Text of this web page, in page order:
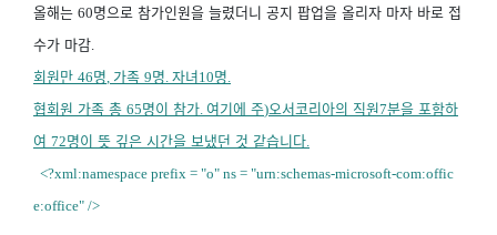
올해는 60명으로 참가인원을 늘렸더니 공지 팝업을 올리자 마자 바로 접
수가 마감.
회원만 46명, 가족 9명. 자녀10명.
협회원 가족 총 65명이 참가. 여기에 주)오서코리아의 직원7분을 포함하
여 72명이 뜻 깊은 시간을 보냈던 것 같습니다.
<?xml:namespace prefix = "o" ns = "urn:schemas-microsoft-com:offic
e:office" />